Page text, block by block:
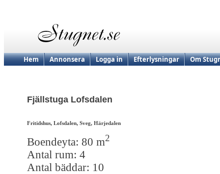
Hem Annonsera Logga in Efterlysningar Om
Fjällstuga Lofsdalen
Fritidshus, Lofsdalen, Sveg, Härjedalen
Boendeyta: 80 m2
Antal rum: 4
Antal bäddar: 10